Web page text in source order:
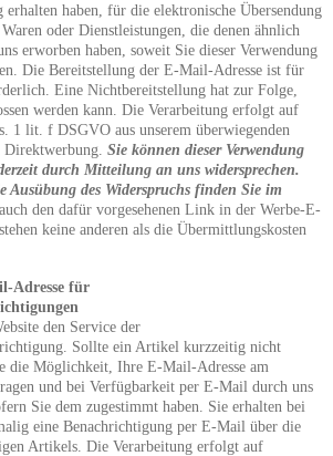
erhalten haben, für die elektronische Übersendung
oder Dienstleistungen, die denen ähnlich
erworben haben, soweit Sie dieser Verwendung
Die Bereitstellung der E-Mail-Adresse ist für
Eine Nichtbereitstellung hat zur Folge,
werden kann. Die Verarbeitung erfolgt auf
1 lit. f DSGVO aus unserem überwiegenden
Direktwerbung. Sie können dieser Verwendung
durch Mitteilung an uns widersprechen.
Ausübung des Widerspruchs finden Sie im
den dafür vorgesehenen Link in der Werbe-E-
keine anderen als die Übermittlungskosten
Adresse für
den Service der
Sollte ein Artikel kurzzeitig nicht
die Möglichkeit, Ihre E-Mail-Adresse am
und bei Verfügbarkeit per E-Mail durch uns
Sie dem zugestimmt haben. Sie erhalten bei
eine Benachrichtigung per E-Mail über die
Artikels. Die Verarbeitung erfolgt auf